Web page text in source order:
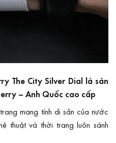
The City Silver Dial là sản
– Anh Quốc cao cấp
mang tính di sản của nước
thuật và thời trang luôn sánh